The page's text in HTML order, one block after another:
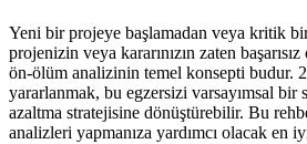
Yeni bir projeye başlamadan veya kritik
projenizin veya kararınızın zaten
ön-ölüm analizinin temel konsepti budur.
yararlanmak, bu egzersizi varsayımsal
azaltma stratejisine dönüştürebilir. Bu
analizleri yapmanıza yardımcı olacak en